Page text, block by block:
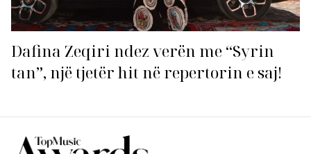
Dafina Zeqiri ndez verën me “Syrin
tan”, një tjetër hit në repertorin e saj!